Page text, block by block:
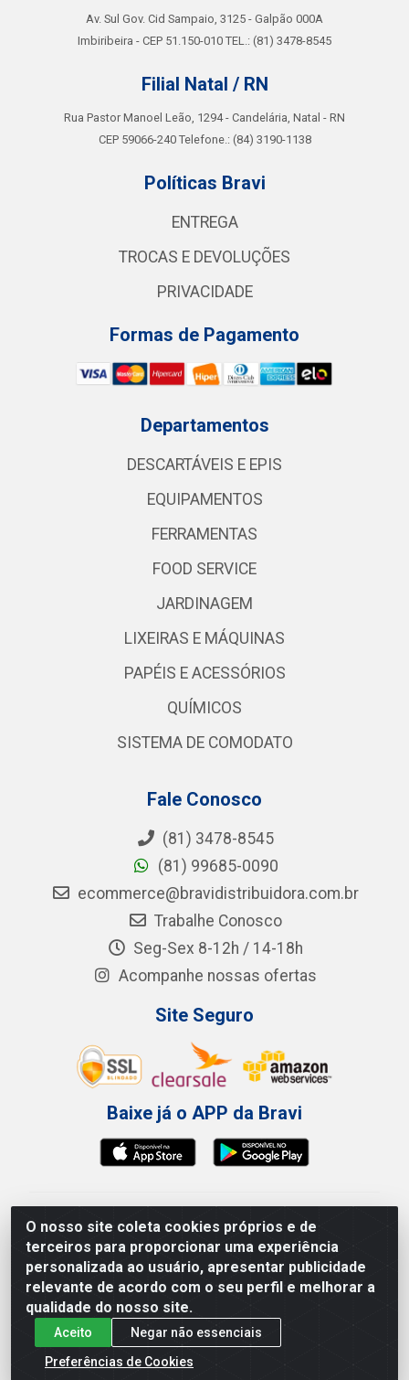
O nosso site coleta cookies próprios e de
terceiros para proporcionar uma experiência
personalizada ao usuário, apresentar publicidade
relevante de acordo com o seu perfil e melhorar a
qualidade do nosso site.
Aceito
Negar não essenciais
Preferências de Cookies
Av. Sul Gov. Cid Sampaio, 3125 - Galpão 000A
Imbiribeira - CEP 51.150-010 TEL.: (81) 3478-8545
Filial Natal / RN
Rua Pastor Manoel Leão, 1294 - Candelária, Natal - RN
CEP 59066-240 Telefone.: (84) 3190-1138
Políticas Bravi
ENTREGA
TROCAS E DEVOLUÇÕES
PRIVACIDADE
Formas de Pagamento
Departamentos
DESCARTÁVEIS E EPIS
EQUIPAMENTOS
FERRAMENTAS
FOOD SERVICE
JARDINAGEM
LIXEIRAS E MÁQUINAS
PAPÉIS E ACESSÓRIOS
QUÍMICOS
SISTEMA DE COMODATO
Fale Conosco
(81) 3478-8545
(81) 99685-0090
ecommerce@bravidistribuidora.com.br
Trabalhe Conosco
Seg-Sex 8-12h / 14-18h
Acompanhe nossas ofertas
Site Seguro
Baixe já o APP da Bravi
Bravi Consumíveis de Higiene e Descartáveis EIRELI -
CNPJ 19.457.137/0001-06
Av. Sul Gov. Cid Sampaio, 3125 - Galpão 000A -
Imbiribeira - Recife/PE - CEP 51.150-010